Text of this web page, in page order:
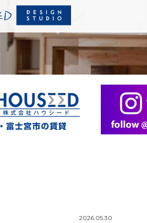
2026.05.30